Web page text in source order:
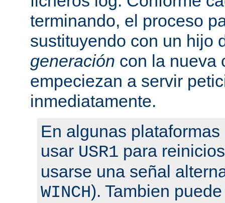
terminando, el proceso
sustituyendo con un hijo
generación con la nueva
empeciezan a servir
inmediatamente.
En algunas
usar USR1 para
usarse una señal
WINCH). Tambien